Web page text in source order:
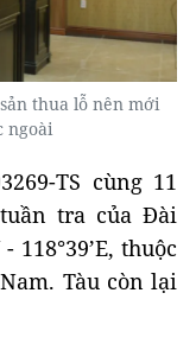
thua lỗ nên mới
ngoài
TS cùng 11
tra của Đài
118°39’E, thuộc
Tàu còn lại